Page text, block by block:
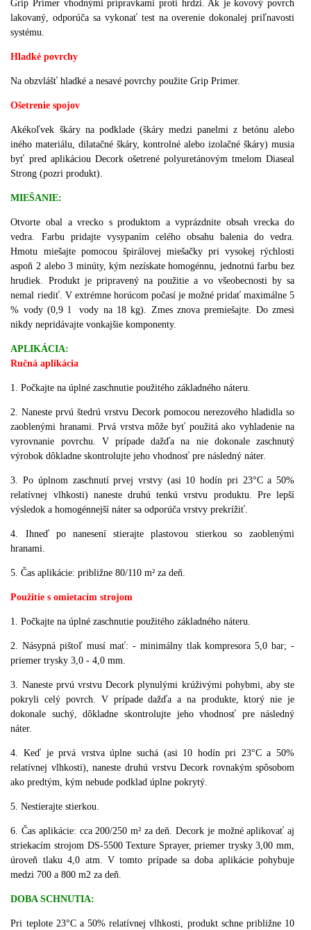
Grip Primer vhodnými prípravkami proti hrdzi. Ak je kovový povrch
lakovaný, odporúča sa vykonať test na overenie dokonalej priľnavosti
systému.
Hladké povrchy
Na obzvlášť hladké a nesavé povrchy použite Grip Primer.
Ošetrenie spojov
Akékoľvek škáry na podklade (škáry medzi panelmi z betónu alebo
iného materiálu, dilatačné škáry, kontrolné alebo izolačné škáry) musia
byť pred aplikáciou Decork ošetrené polyuretánovým tmelom Diaseal
Strong (pozri produkt).
MIEŠANIE:
Otvorte obal a vrecko s produktom a vyprázdnite obsah vrecka do
vedra. Farbu pridajte vysypaním celého obsahu balenia do vedra.
Hmotu miešajte pomocou špirálovej miešačky pri vysokej rýchlosti
aspoň 2 alebo 3 minúty, kým nezískate homogénnu, jednotnú farbu bez
hrudiek. Produkt je pripravený na použitie a vo všeobecnosti by sa
nemal riediť. V extrémne horúcom počasí je možné pridať maximálne 5
% vody (0,9 l vody na 18 kg). Zmes znova premiešajte. Do zmesi
nikdy nepridávajte vonkajšie komponenty.
APLIKÁCIA:
Ručná aplikácia
1. Počkajte na úplné zaschnutie použitého základného náteru.
2. Naneste prvú štedrú vrstvu Decork pomocou nerezového hladidla so
zaoblenými hranami. Prvá vrstva môže byť použitá ako vyhladenie na
vyrovnanie povrchu. V prípade dažďa na nie dokonale zaschnutý
výrobok dôkladne skontrolujte jeho vhodnosť pre následný náter.
3. Po úplnom zaschnutí prvej vrstvy (asi 10 hodín pri 23°C a 50%
relatívnej vlhkosti) naneste druhú tenkú vrstvu produktu. Pre lepší
výsledok a homogénnejší náter sa odporúča vrstvy prekrížiť.
4. Ihneď po nanesení stierajte plastovou stierkou so zaoblenými
hranami.
5. Čas aplikácie: približne 80/110 m² za deň.
Použitie s omietacím strojom
1. Počkajte na úplné zaschnutie použitého základného náteru.
2. Násypná pištoľ musí mať: - minimálny tlak kompresora 5,0 bar; -
priemer trysky 3,0 - 4,0 mm.
3. Naneste prvú vrstvu Decork plynulými krúživými pohybmi, aby ste
pokryli celý povrch. V prípade dažďa a na produkte, ktorý nie je
dokonale suchý, dôkladne skontrolujte jeho vhodnosť pre následný
náter.
4. Keď je prvá vrstva úplne suchá (asi 10 hodín pri 23°C a 50%
relatívnej vlhkosti), naneste druhú vrstvu Decork rovnakým spôsobom
ako predtým, kým nebude podklad úplne pokrytý.
5. Nestierajte stierkou.
6. Čas aplikácie: cca 200/250 m² za deň. Decork je možné aplikovať aj
striekacím strojom DS-5500 Texture Sprayer, priemer trysky 3,00 mm,
úroveň tlaku 4,0 atm. V tomto prípade sa doba aplikácie pohybuje
medzi 700 a 800 m2 za deň.
DOBA SCHNUTIA:
Pri teplote 23°C a 50% relatívnej vlhkosti, produkt schne približne 10